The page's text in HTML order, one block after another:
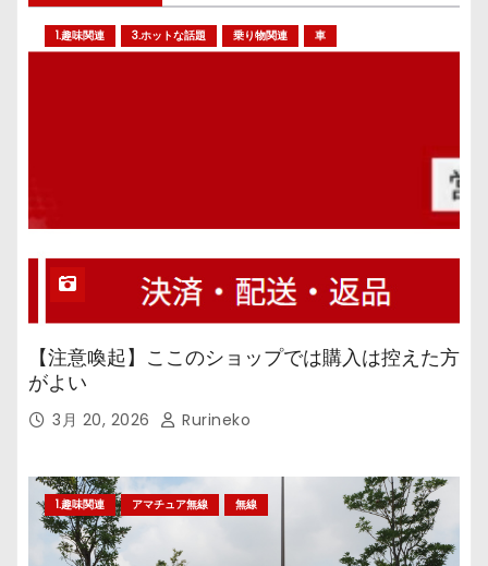
1.趣味関連 3.ホットな話題 乗り物関連 車
【注意喚起】ここのショップでは購入は控えた方
がよい
3月 20, 2026 Rurineko
1.趣味関連 アマチュア無線 無線